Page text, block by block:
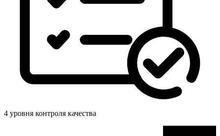
4 уровня контроля качества